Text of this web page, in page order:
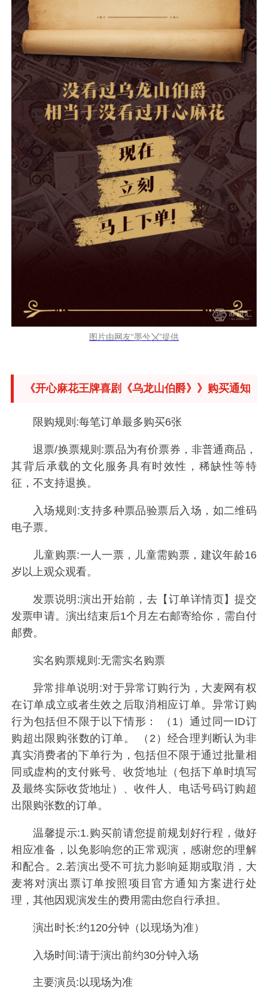
图片由网友“墨兮〤”提供
《开心麻花王牌喜剧《乌龙山伯爵》》购买通知
限购规则:每笔订单最多购买6张
退票/换票规则:票品为有价票券，非普通商品，
其背后承载的文化服务具有时效性，稀缺性等特
征，不支持退换。
入场规则:支持多种票品验票后入场，如二维码
电子票。
儿童购票:一人一票，儿童需购票，建议年龄16
岁以上观众观看。
发票说明:演出开始前，去【订单详情页】提交
发票申请。演出结束后1个月左右邮寄给你，需自付
邮费。
实名购票规则:无需实名购票
异常排单说明:对于异常订购行为，大麦网有权
在订单成立或者生效之后取消相应订单。异常订购
行为包括但不限于以下情形： （1）通过同一ID订
购超出限购张数的订单。 （2）经合理判断认为非
真实消费者的下单行为，包括但不限于通过批量相
同或虚构的支付账号、收货地址（包括下单时填写
及最终实际收货地址）、收件人、电话号码订购超
出限购张数的订单。
温馨提示:1.购买前请您提前规划好行程，做好
相应准备，以免影响您的正常观演，感谢您的理解
和配合。2.若演出受不可抗力影响延期或取消，大
麦将对演出票订单按照项目官方通知方案进行处
理，其他因观演发生的费用需由您自行承担。
演出时长:约120分钟（以现场为准）
入场时间:请于演出前约30分钟入场
主要演员:以现场为准